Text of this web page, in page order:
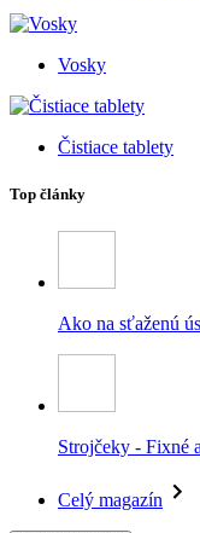
Vosky
Čistiace tablety
Top články
Ako na sťaženú
Strojčeky - Fixné
Celý magazín